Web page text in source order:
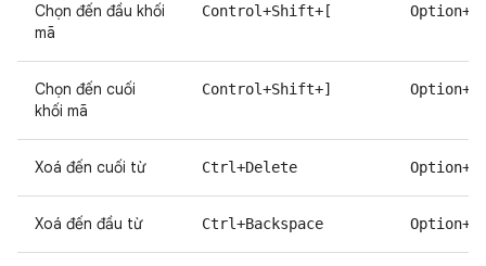
Chọn đến đầu khối
mã
Control+Shift+[
Chọn đến cuối
khối mã
Control+Shift+]
Xoá đến cuối từ Ctrl+Delete
Xoá đến đầu từ Ctrl+Backspace